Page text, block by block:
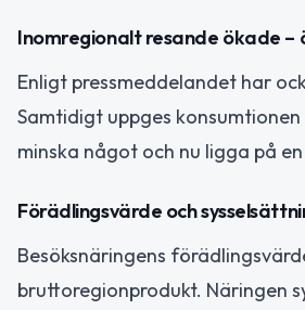
Inomregionalt resande ökade
Enligt pressmeddelandet har
Samtidigt uppges
minska något och nu ligga på
Förädlingsvärde och
Besöksnäringens
bruttoregionprodukt. Näringen